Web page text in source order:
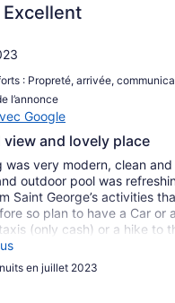
Excellent
: Propreté, arrivée,
l’annonce
Google
view and lovely place
was very modern, clean
outdoor pool was
Saint George’s activities
so plan to have a Car or
(only cash) or a hike to
on going into St
the island. No problem if
for a lovely, relaxing
en juillet 2023